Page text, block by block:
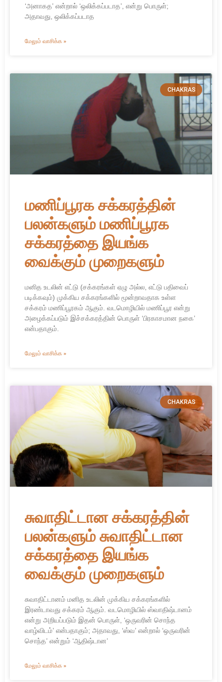
‘அனாகத’ என்றால் ‘ஒலிக்கப்படாத’, என்று பொருள்;
அதாவது, ஒலிக்கப்படாத
மேலும் வாசிக்க »
CHAKRAS
மணிப்பூரக சக்கரத்தின்
பலன்களும் மணிப்பூரக
சக்கரத்தை இயங்க
வைக்கும் முறைகளும்
மனித உடலின் எட்டு (சக்கரங்கள் ஏழு அல்ல, எட்டு பதிவைப்
படிக்கவும்) முக்கிய சக்கரங்களில் மூன்றாவதாக உள்ள
சக்கரம் மணிப்பூரகம் ஆகும். வடமொழியில் மணிப்பூர என்று
அழைக்கப்படும் இச்சக்கரத்தின் பொருள் ‘பிரகாசமான நகை’
என்பதாகும்.
மேலும் வாசிக்க »
CHAKRAS
சுவாதிட்டான சக்கரத்தின்
பலன்களும் சுவாதிட்டான
சக்கரத்தை இயங்க
வைக்கும் முறைகளும்
சுவாதிட்டானம் மனித உடலின் முக்கிய சக்கரங்களில்
இரண்டாவது சக்கரம் ஆகும். வடமொழியில் ஸ்வாதிஷ்டானம்
என்று அறியப்படும் இதன் பொருள், ‘ஒருவரின் சொந்த
வாழ்விடம்’ என்பதாகும்; அதாவது, ‘ஸ்வ’ என்றால் ‘ஒருவரின்
சொந்த’ என்றும் ‘ஆதிஷ்டான’
மேலும் வாசிக்க »